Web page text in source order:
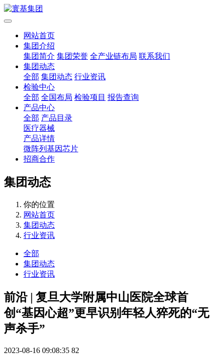
网站首页
集团介绍
集团简介 集团荣誉 全产业链布局 联系我们
集团动态
全部 集团动态 行业资讯
检验中心
全部 全国布局 检验项目 报告查询
产品中心
全部 产品目录
医疗器械
产品详情
微阵列基因芯片
招商合作
集团动态
你的位置
网站首页
集团动态
行业资讯
全部
集团动态
行业资讯
前沿 | 复旦大学附属中山医院全球首
创“基因心超”更早识别年轻人猝死的“无
声杀手”
2023-08-16 09:08:35 82